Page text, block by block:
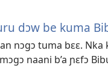
dɔw be kuma
nɔgɔ tuma bɛɛ.
naani b’a ɲɛfɔ